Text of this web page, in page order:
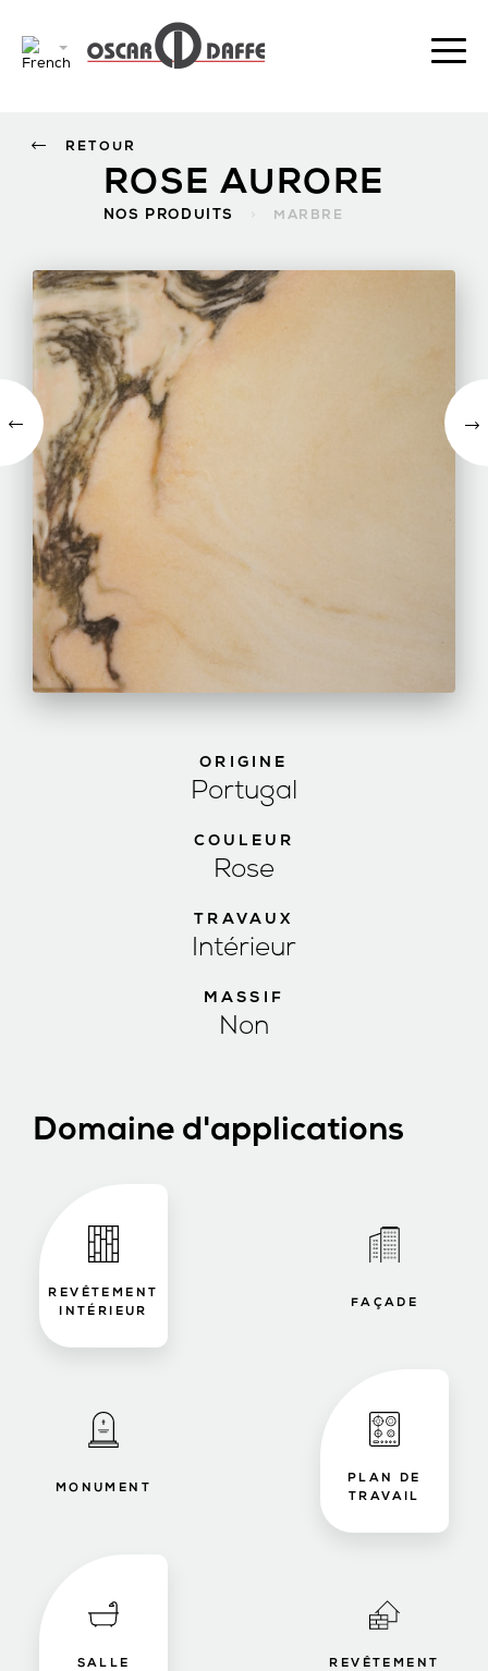
ROSE AURORE
NOS PRODUITS MARBRE
RETOUR
ORIGINE
Portugal
COULEUR
Rose
TRAVAUX
Intérieur
MASSIF
Non
Domaine d'applications
REVÊTEMENT
INTÉRIEUR
FAÇADE
MONUMENT
PLAN DE
TRAVAIL
SALLE
REVÊTEMENT